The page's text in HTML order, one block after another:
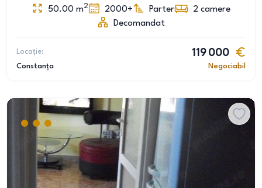
50.00 m2 2000+ Parter 2 camere
Decomandat
Locație:
Constanța
119 000
Negociabil